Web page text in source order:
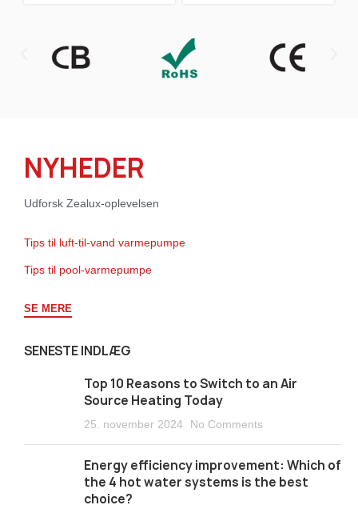
NYHEDER
Udforsk Zealux-oplevelsen
Tips til luft-til-vand varmepumpe
Tips til pool-varmepumpe
SE MERE
SENESTE INDLÆG
Top 10 Reasons to Switch to an Air
Source Heating Today
25. november 2024 No Comments
Energy efficiency improvement: Which of
the 4 hot water systems is the best
choice?